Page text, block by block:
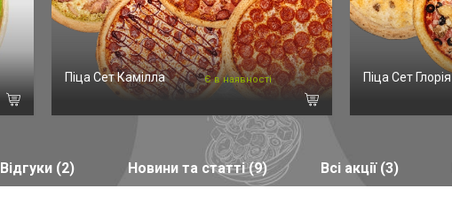
Піца Сет Камілла Є в наявності Піца Сет Глорія
Відгуки (2) Новини та статті (9) Всі акції (3)